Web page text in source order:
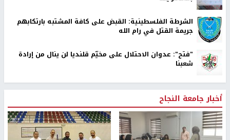
الشرطة الفلسطينية: القبض على كافة المشتبه بارتكابهم
جريمة القتل في رام الله
"فتح": عدوان الاحتلال على مخيّم قلنديا لن ينال من إرادة
شعبنا
أخبار جامعة النجاح